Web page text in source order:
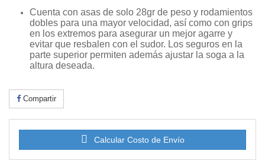
Cuenta con asas de solo 28gr de peso y rodamientos
dobles para una mayor velocidad, así como con grips
en los extremos para asegurar un mejor agarre y
evitar que resbalen con el sudor. Los seguros en la
parte superior permiten además ajustar la soga a la
altura deseada.
Compartir
Calcular Costo de Envío